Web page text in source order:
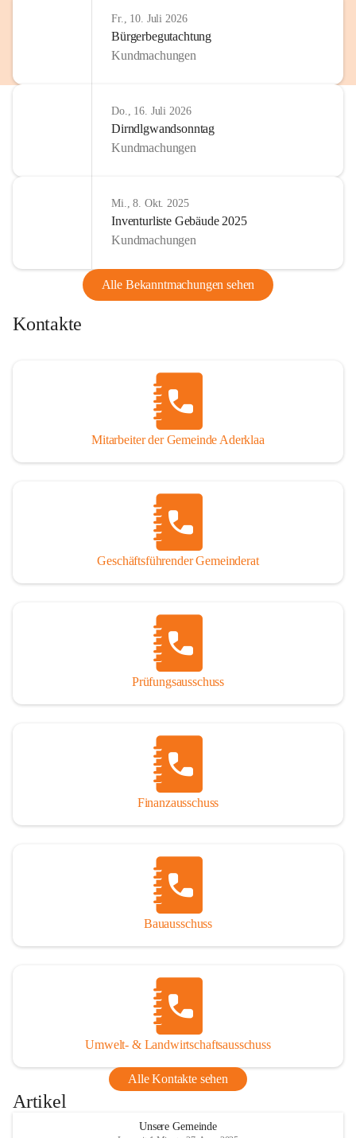
Fr., 10. Juli 2026
Bürgerbegutachtung
Kundmachungen
Do., 16. Juli 2026
Dirndlgwandsonntag
Kundmachungen
Mi., 8. Okt. 2025
Inventurliste Gebäude 2025
Kundmachungen
Alle Bekanntmachungen sehen
Kontakte
Mitarbeiter der Gemeinde Aderklaa
Geschäftsführender Gemeinderat
Prüfungsausschuss
Finanzausschuss
Bauausschuss
Umwelt- & Landwirtschaftsausschuss
Alle Kontakte sehen
Artikel
Unsere Gemeinde